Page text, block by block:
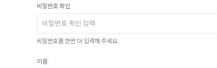
비밀번호 확인
비밀번호를 한번 더 입력해 주세요.
이름